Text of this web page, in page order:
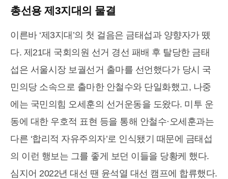
총선용 제3지대의 물결
이른바 ‘제3지대’의 첫 걸음은 금태섭과 양향자가 뗐
다. 제21대 국회의원 선거 경선 패배 후 탈당한 금태
섭은 서울시장 보궐선거 출마를 선언했다가 당시 국
민의당 소속으로 출마한 안철수와 단일화했고, 나중
에는 국민의힘 오세훈의 선거운동을 도왔다. 미투 운
동에 대한 우호적 표현 등을 통해 안철수·오세훈과는
다른 ‘합리적 자유주의자’로 인식됐기 때문에 금태섭
의 이런 행보는 그를 좋게 보던 이들을 당황케 했다.
심지어 2022년 대선 땐 윤석열 대선 캠프에 합류했다.